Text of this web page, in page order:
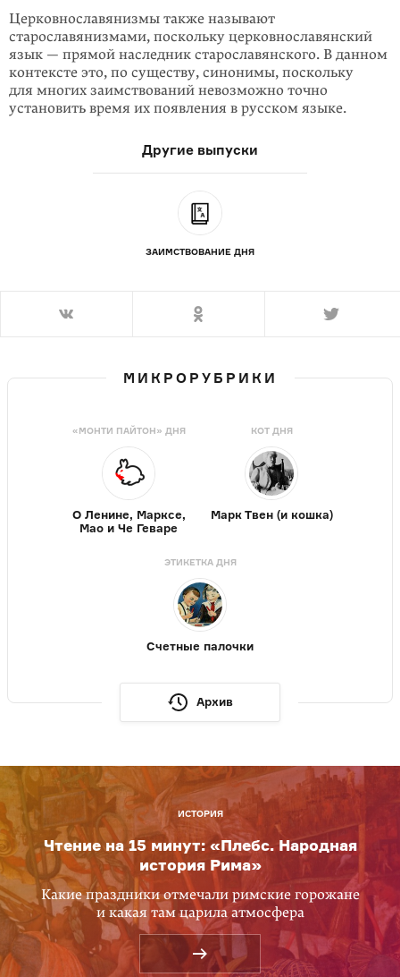
Церковнославянизмы также называют
старославянизмами, поскольку церковнославянский
язык — прямой наследник старославянского. В данном
контексте это, по существу, синонимы, поскольку
для многих заимствований невозможно точно
установить время их появления в русском языке.
Другие выпуски
ЗАИМСТВОВАНИЕ ДНЯ
МИКРОРУБРИКИ
«МОНТИ ПАЙТОН» ДНЯ
О Ленине, Марксе,
Мао и Че Геваре
КОТ ДНЯ
Марк Твен (и кошка)
ЭТИКЕТКА ДНЯ
Счетные палочки
Архив
ИСТОРИЯ
Чтение на 15 минут: «Плебс. Народная
история Рима»
Какие праздники отмечали римские горожане
и какая там царила атмосфера